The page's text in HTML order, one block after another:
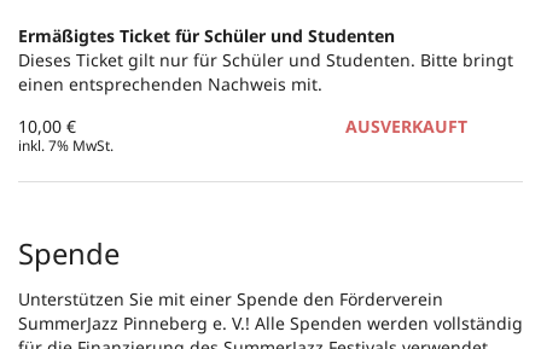
Ermäßigtes Ticket für Schüler und Studenten
Dieses Ticket gilt nur für Schüler und Studenten. Bitte bringt
einen entsprechenden Nachweis mit.
10,00 €
inkl. 7% MwSt.
AUSVERKAUFT
Spende
Unterstützen Sie mit einer Spende den Förderverein
SummerJazz Pinneberg e. V.! Alle Spenden werden vollständig